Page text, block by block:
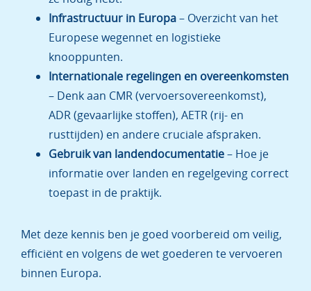
Infrastructuur in Europa– Overzicht van het
Europese wegennet en logistieke
knooppunten.
Internationale regelingen en overeenkomsten
– Denk aan CMR (vervoersovereenkomst),
ADR (gevaarlijke stoffen), AETR (rij- en
rusttijden) en andere cruciale afspraken.
Gebruik van landendocumentatie– Hoe je
informatie over landen en regelgeving correct
toepast in de praktijk.
Met deze kennis ben je goed voorbereid om veilig,
efficiënt en volgens de wet goederen te vervoeren
binnen Europa.